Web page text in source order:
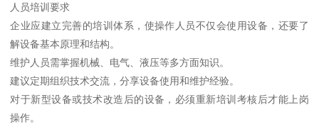
人员培训要求
企业应建立完善的培训体系，使操作人员不仅会使用设备，还要了
解设备基本原理和结构。
维护人员需掌握机械、电气、液压等多方面知识。
建议定期组织技术交流，分享设备使用和维护经验。
对于新型设备或技术改造后的设备，必须重新培训考核后才能上岗
操作。